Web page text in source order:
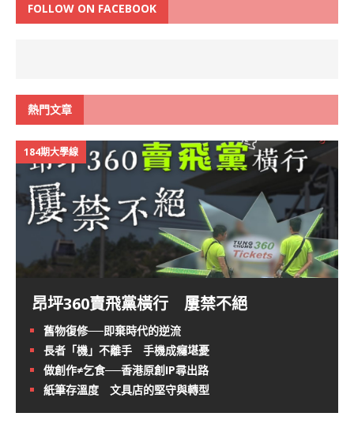
FOLLOW ON FACEBOOK
熱門文章
184期大學線
昂坪360賣飛黨橫行 屢禁不絕
舊物復修──即棄時代的逆流
長者「機」不離手 手機成癮堪憂
做創作≠乞食──香港原創IP尋出路
紙筆存溫度 文具店的堅守與轉型